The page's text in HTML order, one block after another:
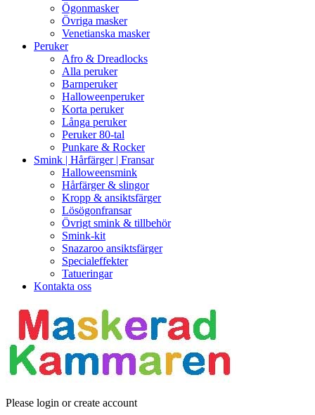
Ögonmasker
Övriga masker
Venetianska masker
Peruker
Afro & Dreadlocks
Alla peruker
Barnperuker
Halloweenperuker
Korta peruker
Långa peruker
Peruker 80-tal
Punkare & Rocker
Smink | Hårfärger | Fransar
Halloweensmink
Hårfärger & slingor
Kropp & ansiktsfärger
Lösögonfransar
Övrigt smink & tillbehör
Smink-kit
Snazaroo ansiktsfärger
Specialeffekter
Tatueringar
Kontakta oss
Please login or create account